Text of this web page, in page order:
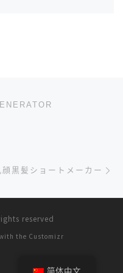
顔黒髪ショートメーカー
reserved
the Customizr